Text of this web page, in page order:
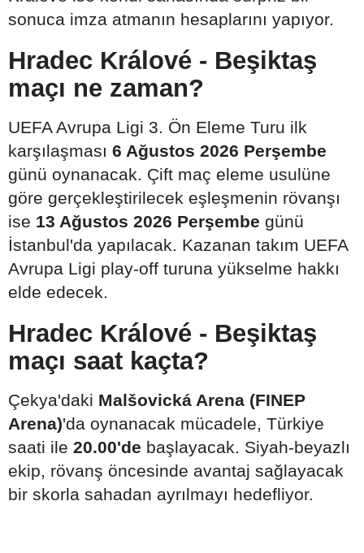
sonuca imza atmanın hesaplarını yapıyor.
Hradec Králové - Beşiktaş
maçı ne zaman?
UEFA Avrupa Ligi 3. Ön Eleme Turu ilk
karşılaşması 6 Ağustos 2026 Perşembe
günü oynanacak. Çift maç eleme usulüne
göre gerçekleştirilecek eşleşmenin rövanşı
ise 13 Ağustos 2026 Perşembe günü
İstanbul'da yapılacak. Kazanan takım UEFA
Avrupa Ligi play-off turuna yükselme hakkı
elde edecek.
Hradec Králové - Beşiktaş
maçı saat kaçta?
Çekya'daki Malšovická Arena (FINEP
Arena)'da oynanacak mücadele, Türkiye
saati ile 20.00'de başlayacak. Siyah-beyazlı
ekip, rövanş öncesinde avantaj sağlayacak
bir skorla sahadan ayrılmayı hedefliyor.